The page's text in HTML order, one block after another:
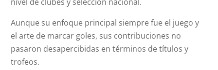
Aunque su enfoque principal siempre fue el juego y
el arte de marcar goles, sus contribuciones no
pasaron desapercibidas en términos de títulos y
trofeos.